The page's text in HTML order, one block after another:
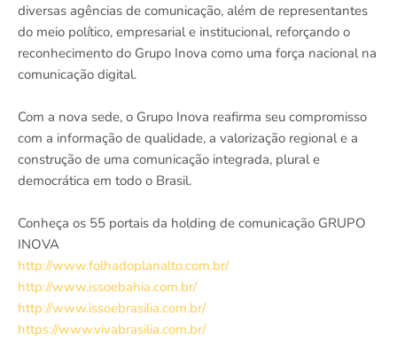
diversas agências de comunicação, além de representantes
do meio político, empresarial e institucional, reforçando o
reconhecimento do Grupo Inova como uma força nacional na
comunicação digital.
Com a nova sede, o Grupo Inova reafirma seu compromisso
com a informação de qualidade, a valorização regional e a
construção de uma comunicação integrada, plural e
democrática em todo o Brasil.
Conheça os 55 portais da holding de comunicação GRUPO
INOVA
http://www.folhadoplanalto.com.br/
http://www.issoebahia.com.br/
http://www.issoebrasilia.com.br/
https://www.vivabrasilia.com.br/